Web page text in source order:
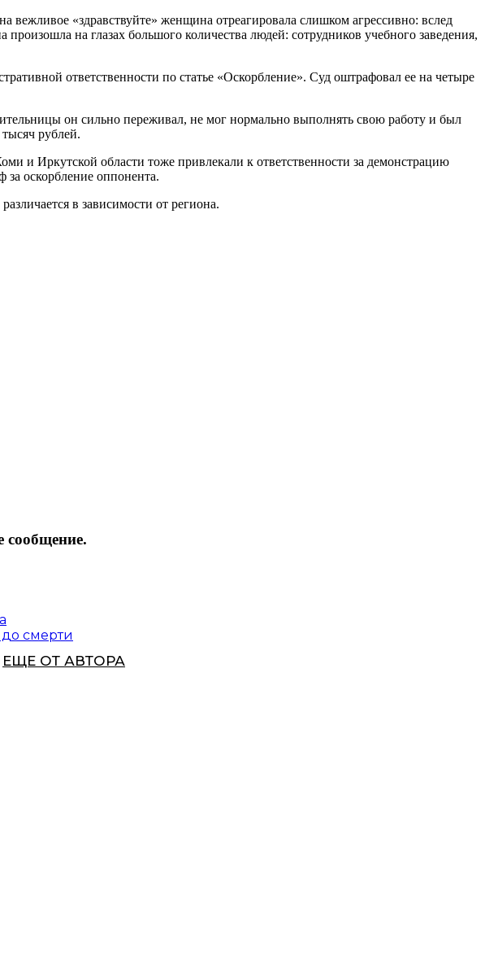
вежливое «здравствуйте» женщина отреагировала слишком агрессивно: вслед
на глазах большого количества людей: сотрудников учебного заведения,
ответственности по статье «Оскорбление». Суд оштрафовал ее на четыре
он сильно переживал, не мог нормально выполнять свою работу и был
рублей.
и Иркутской области тоже привлекали к ответственности за демонстрацию
за оскорбление оппонента.
в зависимости от региона.
смерти
ЕЩЕ ОТ АВТОРА